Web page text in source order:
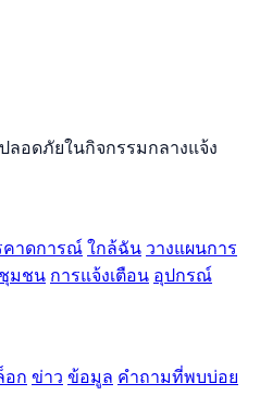
อดภัยในกิจกรรมกลางแจ้ง
คาดการณ์ใกล้ฉัน วางแผนการ
ชุมชน การแจ้งเตือน อุปกรณ์
อก ข่าว ข้อมูล คำถามที่พบบ่อย